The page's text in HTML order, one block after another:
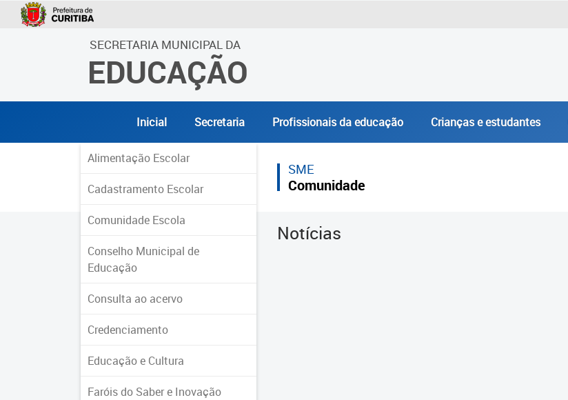
SECRETARIA MUNICIPAL DA
EDUCAÇÃO
Inicial Secretaria Profissionais da educação Crianças e estudantes
Alimentação Escolar
Cadastramento Escolar
Comunidade Escola
Conselho Municipal de
Educação
Consulta ao acervo
Credenciamento
Educação e Cultura
Faróis do Saber e Inovação
SME
Comunidade
Notícias